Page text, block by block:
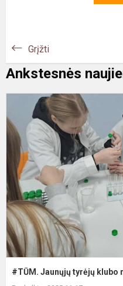
Grįžti
Ankstesnės
#TŪM. Jaunųjų tyrėjų klubo